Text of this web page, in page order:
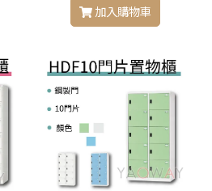
加入購物車